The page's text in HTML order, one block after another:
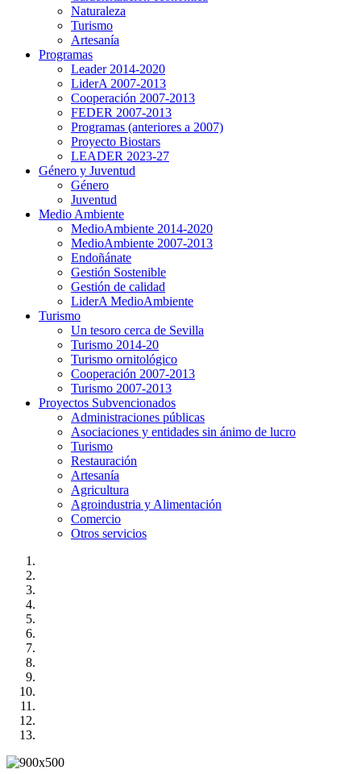
Naturaleza
Turismo
Artesanía
Programas
Leader 2014-2020
LiderA 2007-2013
Cooperación 2007-2013
FEDER 2007-2013
Programas (anteriores a 2007)
Proyecto Biostars
LEADER 2023-27
Género y Juventud
Género
Juventud
Medio Ambiente
MedioAmbiente 2014-2020
MedioAmbiente 2007-2013
Endoñánate
Gestión Sostenible
Gestión de calidad
LiderA MedioAmbiente
Turismo
Un tesoro cerca de Sevilla
Turismo 2014-20
Turismo ornitológico
Cooperación 2007-2013
Turismo 2007-2013
Proyectos Subvencionados
Administraciones públicas
Asociaciones y entidades sin ánimo de lucro
Turismo
Restauración
Artesanía
Agricultura
Agroindustria y Alimentación
Comercio
Otros servicios